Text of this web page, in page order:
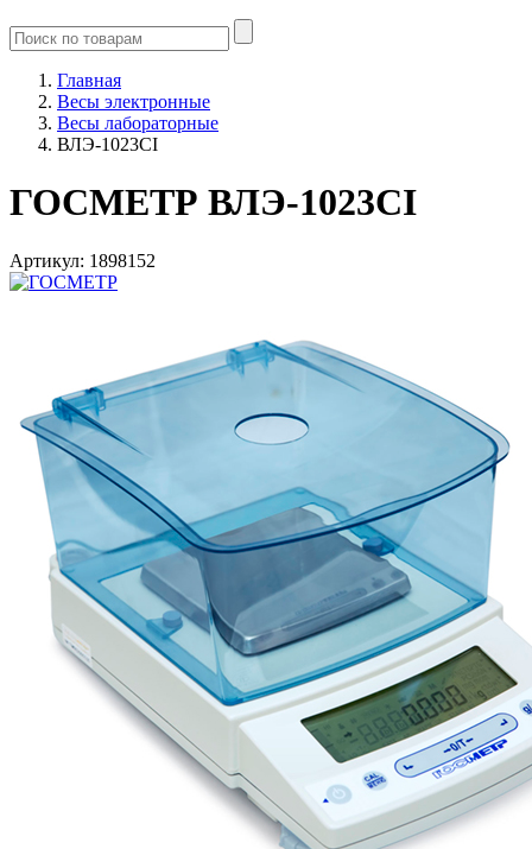
Главная
Весы электронные
Весы лабораторные
ВЛЭ-1023СI
ГОСМЕТР ВЛЭ-1023СI
Артикул: 1898152